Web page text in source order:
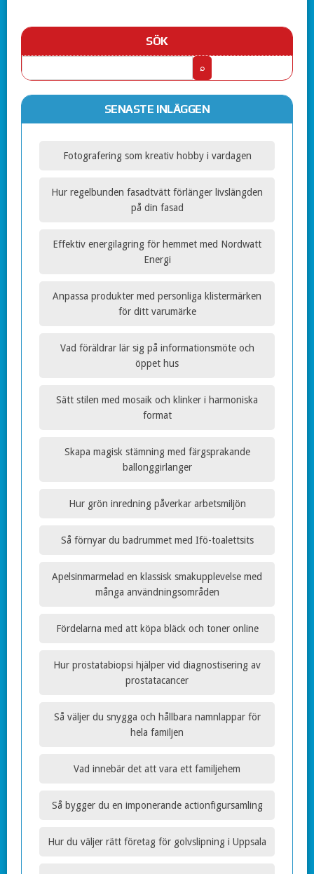
SÖK
SENASTE INLÄGGEN
Fotografering som kreativ hobby i vardagen
Hur regelbunden fasadtvätt förlänger livslängden
på din fasad
Effektiv energilagring för hemmet med Nordwatt
Energi
Anpassa produkter med personliga klistermärken
för ditt varumärke
Vad föräldrar lär sig på informationsmöte och
öppet hus
Sätt stilen med mosaik och klinker i harmoniska
format
Skapa magisk stämning med färgsprakande
ballonggirlanger
Hur grön inredning påverkar arbetsmiljön
Så förnyar du badrummet med Ifö-toalettsits
Apelsinmarmelad en klassisk smakupplevelse med
många användningsområden
Fördelarna med att köpa bläck och toner online
Hur prostatabiopsi hjälper vid diagnostisering av
prostatacancer
Så väljer du snygga och hållbara namnlappar för
hela familjen
Vad innebär det att vara ett familjehem
Så bygger du en imponerande actionfigursamling
Hur du väljer rätt företag för golvslipning i Uppsala